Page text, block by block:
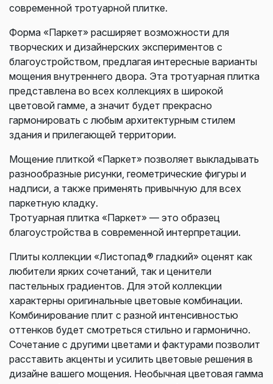
современной тротуарной плитке.
Форма «Паркет» расширяет возможности для
творческих и дизайнерских экспериментов с
благоустройством, предлагая интересные варианты
мощения внутреннего двора. Эта тротуарная плитка
представлена во всех коллекциях в широкой
цветовой гамме, а значит будет прекрасно
гармонировать с любым архитектурным стилем
здания и прилегающей территории.
Мощение плиткой «Паркет» позволяет выкладывать
разнообразные рисунки, геометрические фигуры и
надписи, а также применять привычную для всех
паркетную кладку.
Тротуарная плитка «Паркет» — это образец
благоустройства в современной интерпретации.
Плиты коллекции «Листопад® гладкий» оценят как
любители ярких сочетаний, так и ценители
пастельных градиентов. Для этой коллекции
характерны оригинальные цветовые комбинации.
Комбинирование плит с разной интенсивностью
оттенков будет смотреться стильно и гармонично.
Сочетание с другими цветами и фактурами позволит
расставить акценты и усилить цветовые решения в
дизайне вашего мощения. Необычная цветовая гамма